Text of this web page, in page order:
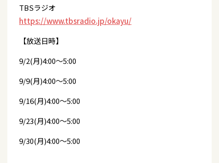
TBSラジオ
https://www.tbsradio.jp/okayu/
【放送日時】
9/2(月)4:00～5:00
9/9(月)4:00～5:00
9/16(月)4:00～5:00
9/23(月)4:00～5:00
9/30(月)4:00～5:00